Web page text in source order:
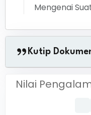
Mengenai
Kutip
Nilai